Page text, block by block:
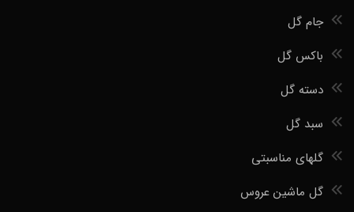
جام گل
باکس گل
دسته گل
سبد گل
گلهای مناسبتی
گل ماشین عروس